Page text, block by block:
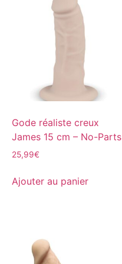
Gode réaliste creux
James 15 cm – No-Parts
25,99€
Ajouter au panier